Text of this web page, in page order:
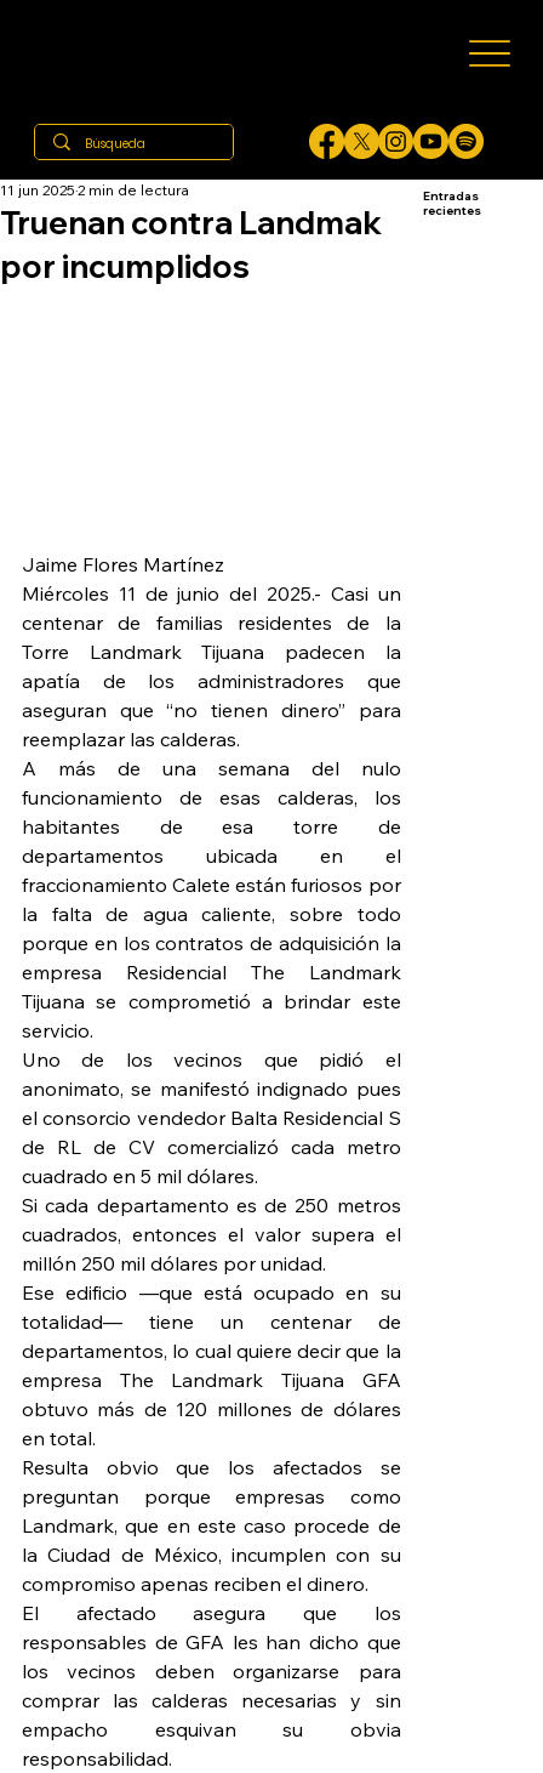
Truenan contra Landmak
por incumplidos
11 jun 2025 2 min de lectura
Jaime Flores Martínez
Miércoles 11 de junio del 2025.- Casi un
centenar de familias residentes de la
Torre Landmark Tijuana padecen la
apatía de los administradores que
aseguran que “no tienen dinero” para
reemplazar las calderas.
A más de una semana del nulo
funcionamiento de esas calderas, los
habitantes de esa torre de
departamentos ubicada en el
fraccionamiento Calete están furiosos por
la falta de agua caliente, sobre todo
porque en los contratos de adquisición la
empresa Residencial The Landmark
Tijuana se comprometió a brindar este
servicio.
Uno de los vecinos que pidió el
anonimato, se manifestó indignado pues
el consorcio vendedor Balta Residencial S
de RL de CV comercializó cada metro
cuadrado en 5 mil dólares.
Si cada departamento es de 250 metros
cuadrados, entonces el valor supera el
millón 250 mil dólares por unidad.
Ese edificio —que está ocupado en su
totalidad— tiene un centenar de
departamentos, lo cual quiere decir que la
empresa The Landmark Tijuana GFA
obtuvo más de 120 millones de dólares
en total.
Resulta obvio que los afectados se
preguntan porque empresas como
Landmark, que en este caso procede de
la Ciudad de México, incumplen con su
compromiso apenas reciben el dinero.
El afectado asegura que los
responsables de GFA les han dicho que
los vecinos deben organizarse para
comprar las calderas necesarias y sin
empacho esquivan su obvia
responsabilidad.
Entradas
recientes